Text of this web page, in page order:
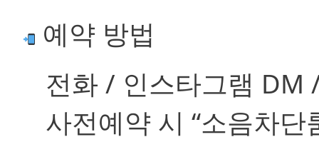
예약 방법
전화 / 인스타그램 DM
사전예약 시 “소음차단